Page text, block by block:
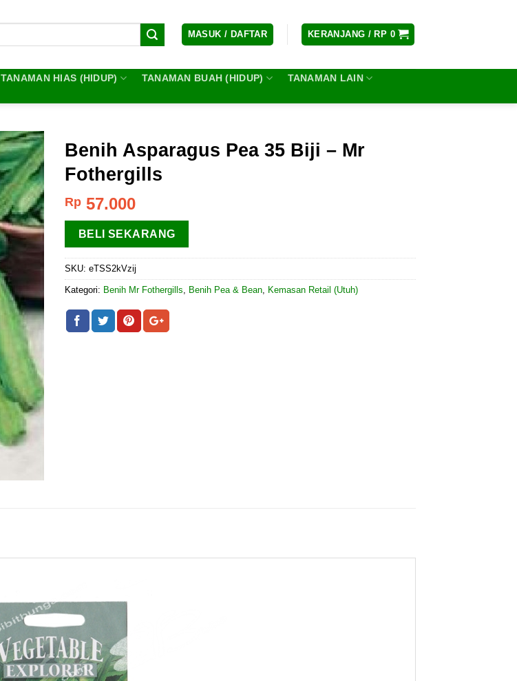
MASUK / DAFTAR KERANJANG / RP 0
TANAMAN HIAS (HIDUP) TANAMAN BUAH (HIDUP)
TANAMAN LAIN
Benih Asparagus Pea 35 Biji – Mr
Fothergills
Rp 57.000
BELI SEKARANG
SKU: eTSS2kVzij
Kategori: Benih Mr Fothergills, Benih Pea & Bean, Kemasan Retail (Utuh)